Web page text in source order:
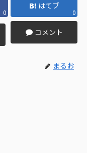
0
はてブ
0
コメント
まるお